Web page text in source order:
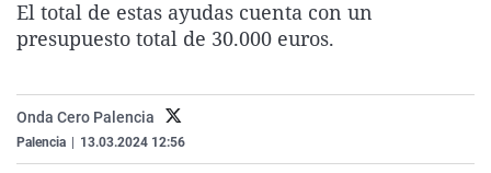
La rosa de los vientos
Como el perro y el
Caso
Equipo de
Extremadura
La Rioja
Virales
Elecciones
El total de estas ayudas cuenta con un
presupuesto total de 30.000 euros.
Onda Cero Palencia
Palencia 13.03.2024 12:56